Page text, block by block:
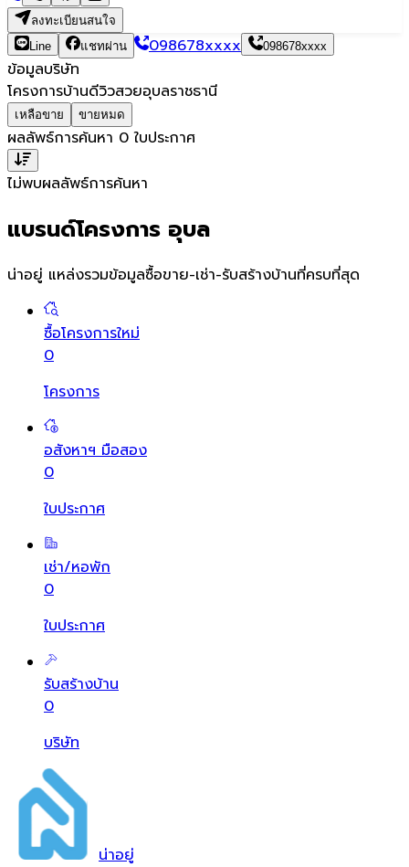
ลงทะเบียนสนใจ
Line
แชทผ่าน 098678xxxx 098678xxxx
ข้อมูลบริษัท
โครงการบ้านดีวิวสวยอุบลราชธานี
เหลือขาย ขายหมด
ผลลัพธ์การค้นหา 0 ใบประกาศ
ไม่พบผลลัพธ์การค้นหา
แบรนด์โครงการ อุบล
น่าอยู่ แหล่งรวมข้อมูลซื้อขาย-เช่า-รับสร้างบ้านที่ครบที่สุด
ซื้อโครงการใหม่
0
โครงการ
อสังหาฯ มือสอง
0
ใบประกาศ
เช่า/หอพัก
0
ใบประกาศ
รับสร้างบ้าน
0
บริษัท
น่าอยู่